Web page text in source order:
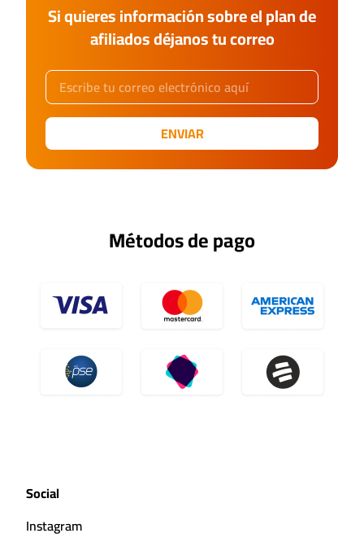
Si quieres información sobre el plan de
afiliados déjanos tu correo
ENVIAR
Métodos de pago
Social
Instagram